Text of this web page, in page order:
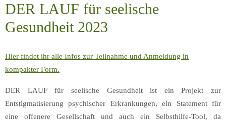
DER LAUF für seelische
Gesundheit 2023
Hier findet ihr alle Infos zur Teilnahme und Anmeldung in
kompakter Form.
DER LAUF für seelische Gesundheit ist ein Projekt zur
Entstigmatisierung psychischer Erkrankungen, ein Statement für
eine offenere Gesellschaft und auch ein Selbsthilfe-Tool, da